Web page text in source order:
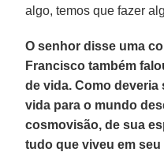
algo, temos que fazer
O senhor disse uma
Francisco também
de vida. Como
vida para o mundo
cosmovisão, de sua
tudo que viveu em